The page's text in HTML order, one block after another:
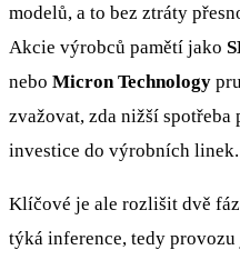
modelů, a to bez ztráty
Akcie výrobců pamětí jako
nebo Micron Technology
zvažovat, zda nižší spotřeba
investice do výrobních linek.
Klíčové je ale rozlišit dvě
týká inference, tedy